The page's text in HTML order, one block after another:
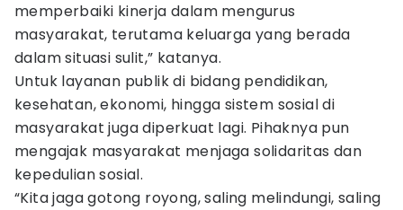
memperbaiki kinerja dalam mengurus
masyarakat, terutama keluarga yang berada
dalam situasi sulit,” katanya.
Untuk layanan publik di bidang pendidikan,
kesehatan, ekonomi, hingga sistem sosial di
masyarakat juga diperkuat lagi. Pihaknya pun
mengajak masyarakat menjaga solidaritas dan
kepedulian sosial.
“Kita jaga gotong royong, saling melindungi, saling